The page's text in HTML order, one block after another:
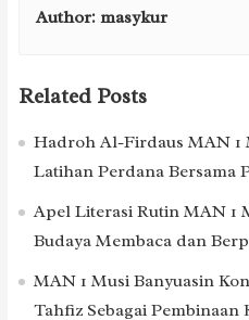
Author: masykur
Related Posts
Hadroh Al-Firdaus MAN 1
Latihan Perdana Bersama
Apel Literasi Rutin MAN 1
Budaya Membaca dan
MAN 1 Musi Banyuasin
Tahfiz Sebagai